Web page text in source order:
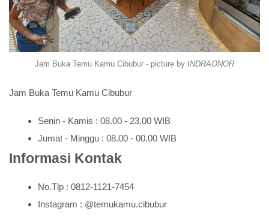
Jam Buka Temu Kamu Cibubur - picture by INDRAONOR
Jam Buka Temu Kamu Cibubur
Senin - Kamis : 08.00 - 23.00 WIB
Jumat - Minggu : 08.00 - 00.00 WIB
Informasi Kontak
No.Tlp : 0812-1121-7454
Instagram : @temukamu.cibubur